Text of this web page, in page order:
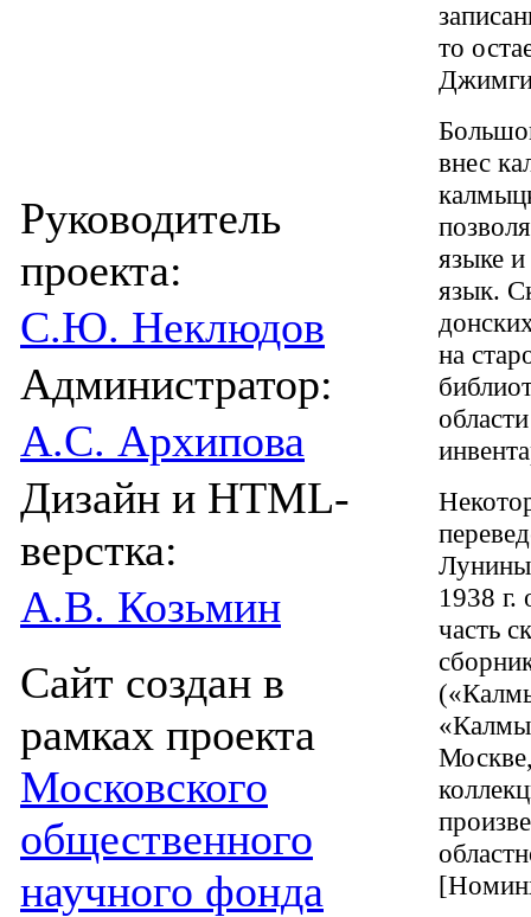
Руководитель
проекта:
С.Ю. Неклюдов
Администратор:
А.С. Архипова
Дизайн и HTML-
верстка:
А.В. Козьмин
Сайт создан в
рамках проекта
Московского
общественного
научного фонда
то
внес
языке
язык.
на
1938 г.
часть